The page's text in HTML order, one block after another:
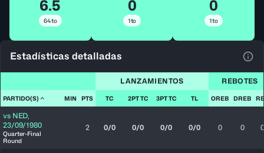
6.5
64to
0
1to
0
1to
Estadísticas detalladas
LANZAMIENTOS REBOTES
PARTIDO(S) MIN PTS TC 2PT TC 3PT TC TL OREB DREB
vs NED,
23/09/1980
Quarter-Final
Round
2 0/0 0/0 0/0 0/0 0 0 0